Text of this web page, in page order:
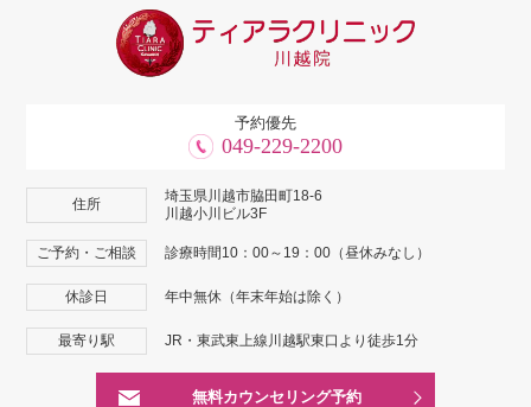
予約優先
049-229-2200
住所
埼玉県川越市脇田町18-6
川越小川ビル3F
ご予約・ご相談 診療時間10：00～19：00（昼休みなし）
休診日 年中無休（年末年始は除く）
最寄り駅 JR・東武東上線川越駅東口より徒歩1分
無料カウンセリング予約